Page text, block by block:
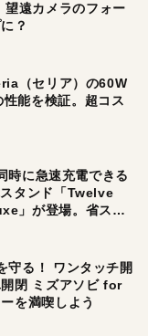
遠カメラのフォー
？
（セリア）の60W
能を検証。超コス
に急速充電できる
タンド「Twelve
」が登場。省スペ
たい人にオスス
る！ ワンタッチ開
閉 ミズアソビ for
を満喫しよう